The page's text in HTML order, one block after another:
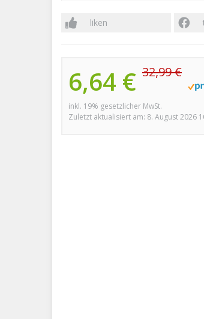
liken
6,64 € 32,99 €
inkl. 19% gesetzlicher MwSt.
Zuletzt aktualisiert am: 8. August 2026